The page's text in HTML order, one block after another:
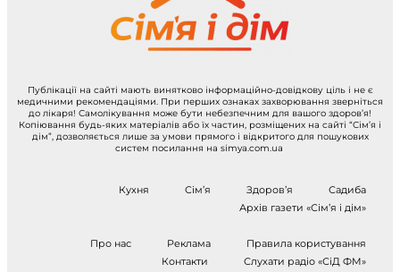
Публікації на сайті мають винятково інформаційно-довідкову ціль і не є
медичними рекомендаціями. При перших ознаках захворювання зверніться
до лікаря! Самолікування може бути небезпечним для вашого здоров’я!
Копіювання будь-яких матеріалів або їх частин, розміщених на сайті “Сім’я і
дім”, дозволяється лише за умови прямого і відкритого для пошукових
систем посилання на simya.com.ua
Кухня Сім’я Здоров’я
Садиба
Архів газети «Сім’я і дім»
Про нас Реклама
Правила користування
Контакти
Слухати радіо «СіД ФМ»